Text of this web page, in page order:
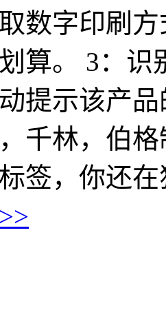
数字印刷
算。 3：
提示该产
千林，伯
签，你还